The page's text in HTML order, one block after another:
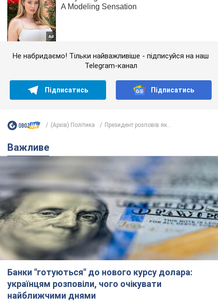
Не набридаємо! Тільки найважливіше - підписуйся на наш
Telegram-канал
Підписатись Підписатись
(Архів) Політика Президент розповів як...
Важливе
Банки "готуються" до нового курсу долара:
українцям розповіли, чого очікувати
найближчими днями